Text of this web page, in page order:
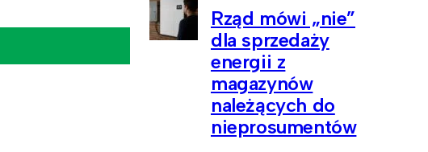
Rząd mówi „nie”
dla sprzedaży
energii z
magazynów
należących do
nieprosumentów